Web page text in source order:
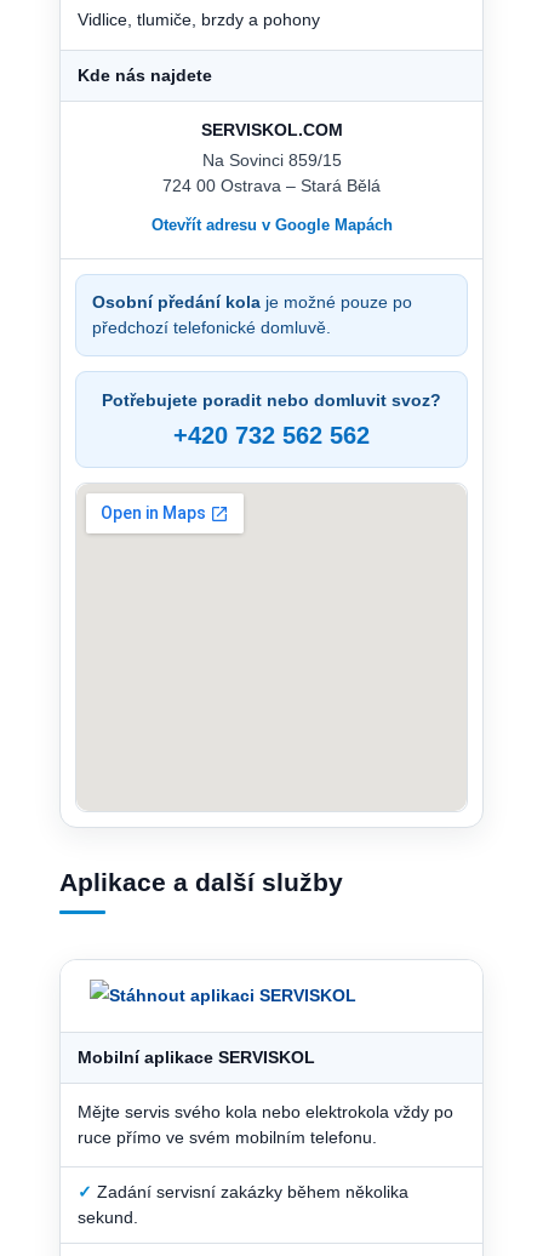
Vidlice, tlumiče, brzdy a pohony
Kde nás najdete
SERVISKOL.COM
Na Sovinci 859/15
724 00 Ostrava – Stará Bělá
Otevřít adresu v Google Mapách
Osobní předání kola je možné pouze po
předchozí telefonické domluvě.
Potřebujete poradit nebo domluvit svoz?
+420 732 562 562
Aplikace a další služby
Mobilní aplikace SERVISKOL
Mějte servis svého kola nebo elektrokola vždy po
ruce přímo ve svém mobilním telefonu.
✓ Zadání servisní zakázky během několika
sekund.